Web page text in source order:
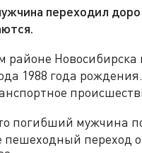
переходил
районе Новосибирска
1988 года
погибший мужчина
пешеходный переход